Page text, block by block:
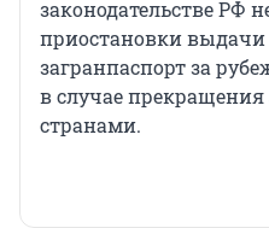
законодательстве РФ
приостановки
загранпаспорт за
в случае
странами.